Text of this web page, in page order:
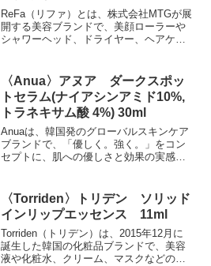
ー、熱による髪への
ReFa（リファ）とは、株式会社MTGが展
開する美容ブランドで、美顔ローラーや
シャワーヘッド、ドライヤー、ヘアケア
ルの魅力は、前述のとおり「高いキープ
力」です。髪は熱で形状を変えたあとに
冷やすと、その形状にまとまりやすいの
が特徴でリファの
〈Anua〉アヌア ダークスポッ
トセラム(ナイアシンアミド10%,
トラネキサム酸 4%) 30ml
Anuaは、韓国発のグローバルスキンケア
ブランドで、「優しく。強く。」をコン
セプトに、肌への優しさと効果の実感を
スキンケア商品を中心に展開していま
す。日本でも人気が高く、数々のアワー
ドを受賞しています。アヌアのダークス
ポットセラムは、シ
〈Torriden〉トリデン ソリッド
インリップエッセンス 11ml
Torriden（トリデン）は、2015年12月に
誕生した韓国の化粧品ブランドで、美容
液や化粧水、クリーム、マスクなどのス